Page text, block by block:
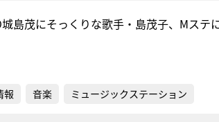
島茂にそっくりな歌手・島茂子、Mステ
報 音楽 ミュージックステーション